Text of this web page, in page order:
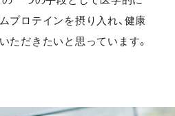
プロテインを摂り入れ、健康
ただきたいと思っています。